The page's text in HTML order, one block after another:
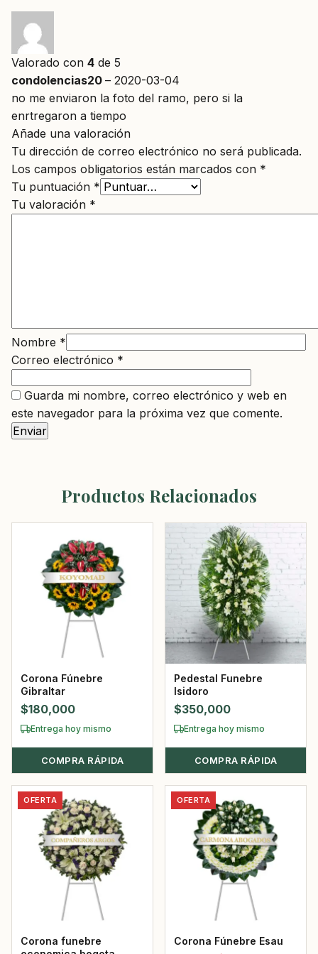
Valorado con 4 de 5
condolencias20 – 2020-03-04
no me enviaron la foto del ramo, pero si la
enrtregaron a tiempo
Añade una valoración
Tu dirección de correo electrónico no será publicada.
Los campos obligatorios están marcados con *
Tu puntuación *
Tu valoración *
Nombre *
Correo electrónico *
Guarda mi nombre, correo electrónico y web en
este navegador para la próxima vez que comente.
Productos Relacionados
Corona Fúnebre
Gibraltar
$180,000
Entrega hoy mismo
COMPRA RÁPIDA
Pedestal Funebre
Isidoro
$350,000
Entrega hoy mismo
COMPRA RÁPIDA
OFERTA
Corona funebre
OFERTA
Corona Fúnebre Esau